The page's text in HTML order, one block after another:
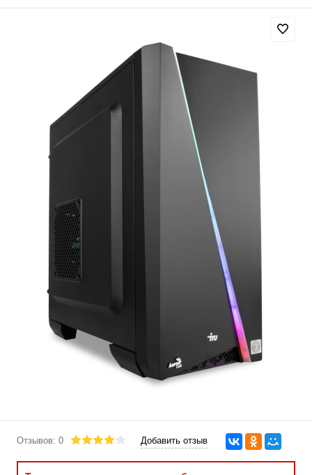
Отзывов: 0 Добавить отзыв